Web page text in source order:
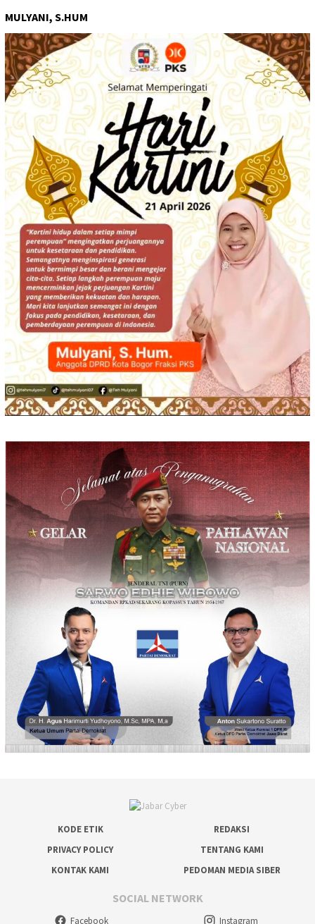
MULYANI, S.HUM
KODE ETIK
REDAKSI
PRIVACY POLICY
TENTANG KAMI
KONTAK KAMI
PEDOMAN MEDIA SIBER
SOCIAL NETWORK
Facebook Instagram